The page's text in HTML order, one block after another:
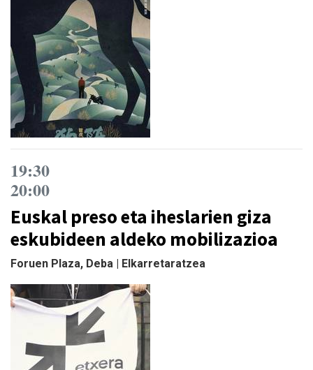
19:30
20:00
Euskal preso eta iheslarien giza
eskubideen aldeko mobilizazioa
Foruen Plaza, Deba | Elkarretaratzea